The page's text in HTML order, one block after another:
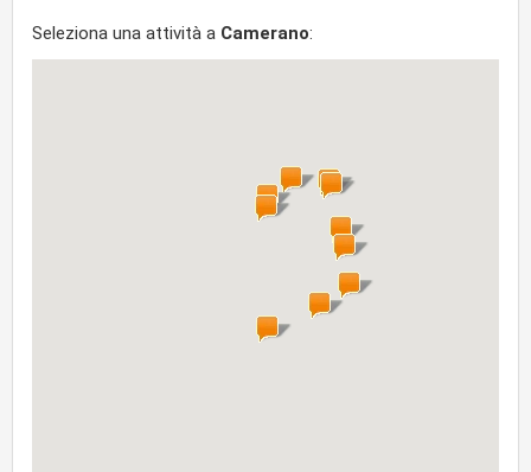
Seleziona una attività a Camerano: